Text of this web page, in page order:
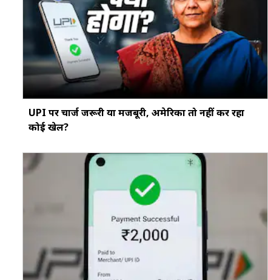
UPI पर चार्ज जरूरी या मजबूरी, अमेरिका तो नहीं कर रहा
कोई खेल?